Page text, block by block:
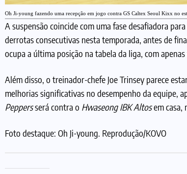
Oh Ji-young fazendo uma recepção em jogo contra GS Caltex Seoul Kixx no
A suspensão coincide com uma fase desafiadora
derrotas consecutivas nesta temporada, antes de
ocupa a última posição na tabela da liga, com
Além disso, o treinador-chefe Joe Trinsey parece
melhorias significativas no desempenho da equipe,
Peppersserá contra o Hwaseong IBK Altosem casa,
Foto destaque: Oh Ji-young. Reprodução/KOVO